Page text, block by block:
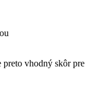
vhodný skôr pre